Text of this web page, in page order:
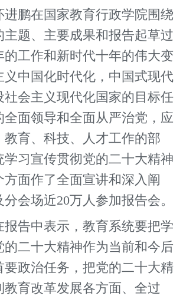
鹏在国家教育行政学院围绕
主题、主要成果和报告起草过
的工作和新时代十年的伟大变
义中国化时代化，中国式现代
社会主义现代化国家的目标任
全面领导和全面从严治党，应
教育、科技、人才工作的部
学习宣传贯彻党的二十大精神
方面作了全面宣讲和深入阐
会场近20万人参加报告会。
告中表示，教育系统要把学
的二十大精神作为当前和今后
要政治任务，把党的二十大精
教育改革发展各方面、全过